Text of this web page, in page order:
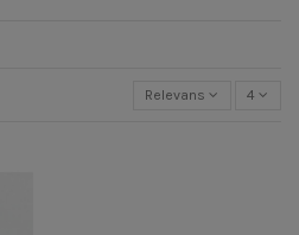
Relevans 4